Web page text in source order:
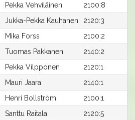
Pekka Vehviläinen 2100:8
Jukka-Pekka Kauhanen 2120:3
Mika Forss 2100:2
Tuomas Pakkanen 2140:2
Pekka Vilpponen 2120:1
Mauri Jaara 2140:1
Henri Bollström 2100:1
Santtu Raitala 2120:5